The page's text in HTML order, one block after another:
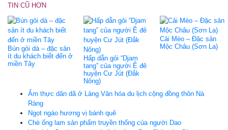
TIN CŨ HƠN
Bún gỏi dà – đặc sản
ít du khách biết đến ở
miền Tây
Hấp dẫn gỏi “Djam
tang” của người Ê đê
huyện Cư Jút (Đắk
Nông)
Cải Mèo – Đặc sản
Mộc Châu (Sơn La)
Ẩm thực dân dã ở Làng Văn hóa du lịch cộng đồng thôn Nà
Ràng
Ngọt ngào hương vị bánh quê
Chè ống lam sản phẩm truyền thống của người Dao